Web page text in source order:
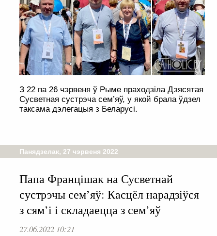
З 22 па 26 чэрвеня ў Рыме праходзіла Дзясятая
Сусветная сустрэча сем’яў, у якой брала ўдзел
таксама дэлегацыя з Беларусі.
Панядзелак, 27 чэрвеня 2022
Папа Францішак на Сусветнай
сустрэчы сем’яў: Касцёл нарадзіўся
з сям’і і складаецца з сем’яў
27.06.2022 10:21